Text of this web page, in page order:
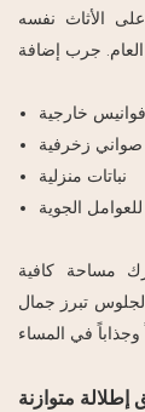
الأثاث نفسه
فوانيس خارجية
صواني زخرفية
نباتات منزلية
الجوية
مساحة كافية
تبرز جمال
متوازنة